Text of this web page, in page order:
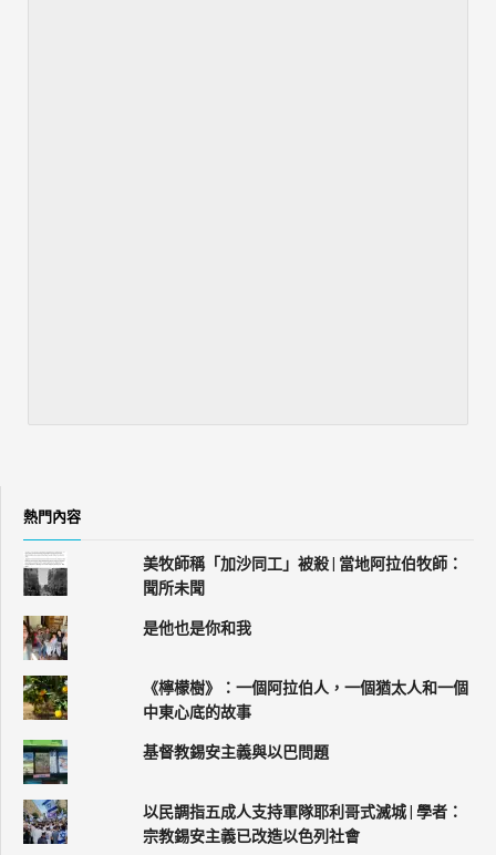
熱門內容
美牧師稱「加沙同工」被殺 | 當地阿拉伯牧師：
聞所未聞
是他也是你和我
《檸檬樹》：一個阿拉伯人，一個猶太人和一個
中東心底的故事
基督教錫安主義與以巴問題
以民調指五成人支持軍隊耶利哥式滅城 | 學者：
宗教錫安主義已改造以色列社會